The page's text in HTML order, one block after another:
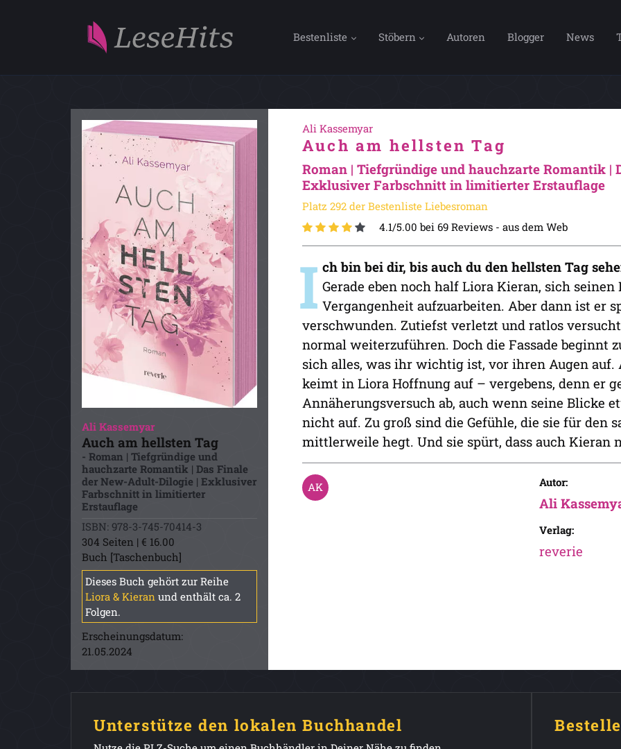
Bestenliste Stöbern Autoren Blogger News
Ali Kassemyar
Auch am hellsten Tag
- Roman | Tiefgründige und
hauchzarte Romantik | Das Finale
der New-Adult-Dilogie | Exklusiver
Farbschnitt in limitierter
Erstauflage
ISBN: 978-3-745-70414-3
304 Seiten | € 16.00
Buch [Taschenbuch]
Dieses Buch gehört zur Reihe
Liora & Kieran und enthält ca. 2
Folgen.
Erscheinungsdatum:
21.05.2024
Ali Kassemyar
Auch am hellsten Tag
Roman | Tiefgründige und hauchzarte Romantik |
Exklusiver Farbschnitt in limitierter Erstauflage
Platz 292 der Bestenliste Liebesroman
4.1/5.00 bei 69 Reviews - aus dem Web
I ch bin bei dir, bis auch du den hellsten Tag
Gerade eben noch half Liora Kieran, sich
Vergangenheit aufzuarbeiten. Aber dann ist er
verschwunden. Zutiefst verletzt und ratlos
normal weiterzuführen. Doch die Fassade beginnt
sich alles, was ihr wichtig ist, vor ihren Augen
keimt in Liora Hoffnung auf – vergebens, denn er
Annäherungsversuch ab, auch wenn seine Blicke
nicht auf. Zu groß sind die Gefühle, die sie für den
mittlerweile hegt. Und sie spürt, dass auch Kieran
Autor:
Ali
Verlag:
reverie
Unterstütze den lokalen Buchhandel